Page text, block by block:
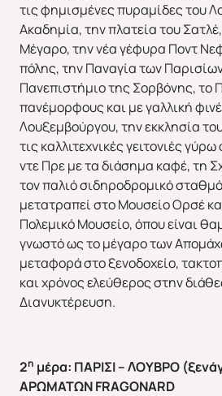
τις φημισμένες πυραμίδες του
Ακαδημία, την πλατεία του
Μέγαρο, την νέα γέφυρα Ποντ
πόλης, την Παναγία των
Πανεπιστήμιο της Σορβόνης, το
πανέμορφους και με γαλλική
Λουξεμβούργου, την εκκλησία
τις καλλιτεχνικές γειτονιές
ντε Πρε με τα διάσημα καφέ, τη
τον παλιό σιδηροδρομικό
μετατραπεί στο Μουσείο Ορσέ
Πολεμικό Μουσείο, όπου είναι
γνωστό ως το μέγαρο των
μεταφορά στο ξενοδοχείο,
και χρόνος ελεύθερος στην
Διανυκτέρευση.
2η μέρα: ΠΑΡΙΣΙ – ΛΟΥΒΡΟ
ΑΡΩΜΑΤΩΝ FRAGONARD